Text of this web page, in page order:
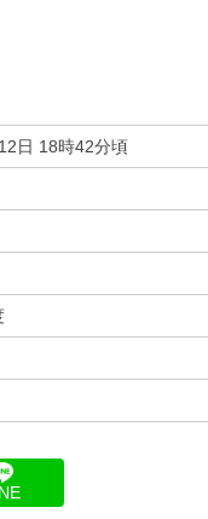
日 18時42分頃